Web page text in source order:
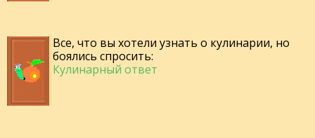
Все, что вы хотели узнать о кулинарии, но
боялись спросить:
Кулинарный ответ